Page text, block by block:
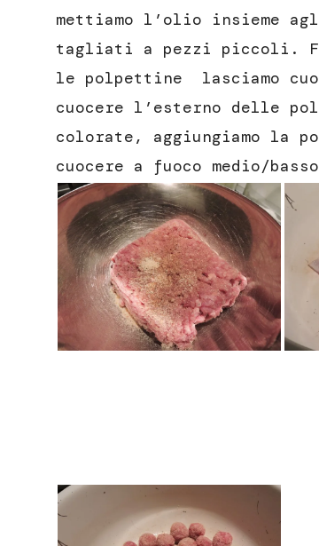
mettiamo l’olio insieme
tagliati a pezzi piccoli.
le polpettine lasciamo
cuocere l’esterno delle
colorate, aggiungiamo la
cuocere a fuoco medio/